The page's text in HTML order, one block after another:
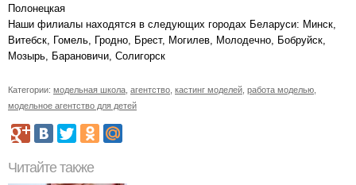
Полонецкая
Наши филиалы находятся в следующих городах Беларуси: Минск,
Витебск, Гомель, Гродно, Брест, Могилев, Молодечно, Бобруйск,
Мозырь, Барановичи, Солигорск
Категории: модельная школа агентство кастинг моделей работа моделью
модельное агентство для детей
Читайте также